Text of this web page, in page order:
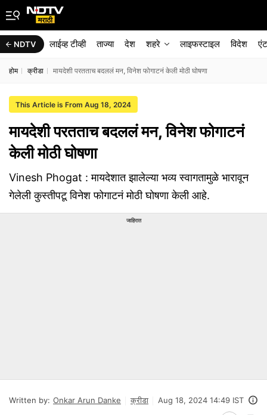
NDTV लाईव्ह टीव्ही ताज्या देश शहरे लाइफस्टाइल विदेश
होम क्रीडा मायदेशी परतताच बदललं मन, विनेश फोगाटनं केली मोठी घोषणा
This Article is From Aug 18, 2024
मायदेशी परतताच बदललं मन, विनेश फोगाटनं
केली मोठी घोषणा
Vinesh Phogat : मायदेशात झालेल्या भव्य स्वागतामुळे भारावून
गेलेली कुस्तीपटू विनेश फोगाटनं मोठी घोषणा केली आहे.
जाहिरात
Written by: Onkar Arun Danke क्रीडा Aug 18, 2024 14:49 IST